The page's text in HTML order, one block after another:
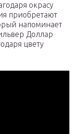
окрасу
приобретают
напоминает
Доллар
цвету